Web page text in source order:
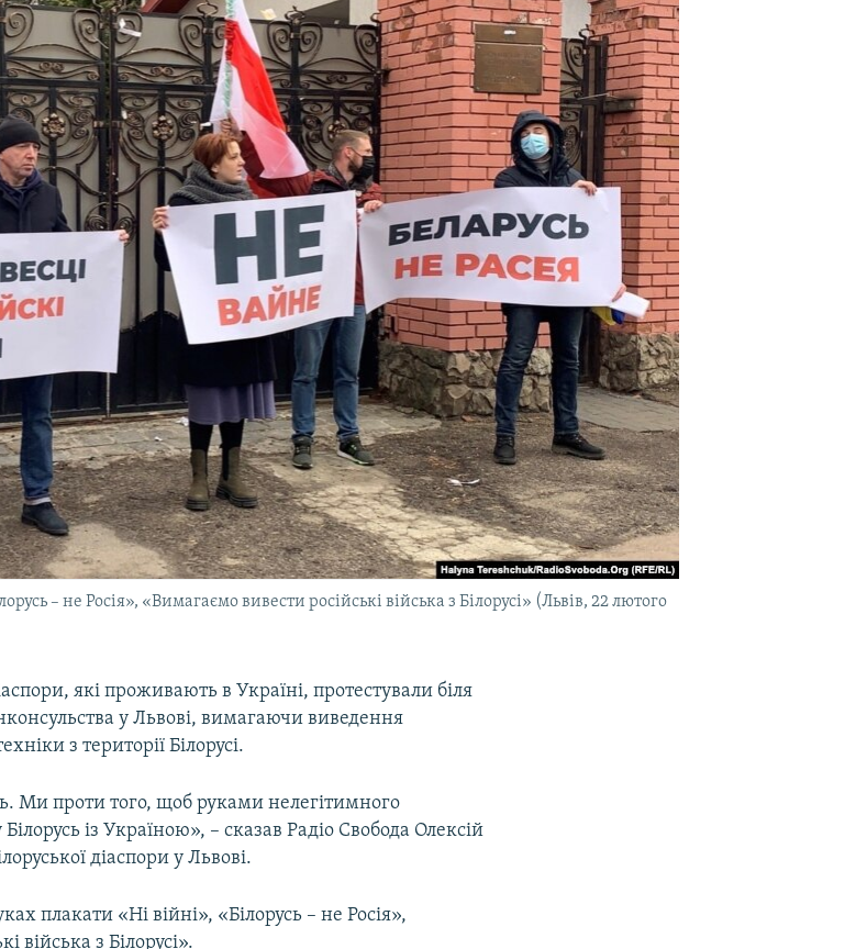
– не Росія», «Вимагаємо вивести російські війська з Білорусі» (Львів, 22 лютого
які проживають в Україні, протестували біля
у Львові, вимагаючи виведення
з території Білорусі.
Ми проти того, щоб руками нелегітимного
із Україною», – сказав Радіо Свобода Олексій
діаспори у Львові.
плакати «Ні війні», «Білорусь – не Росія»,
війська з Білорусі».